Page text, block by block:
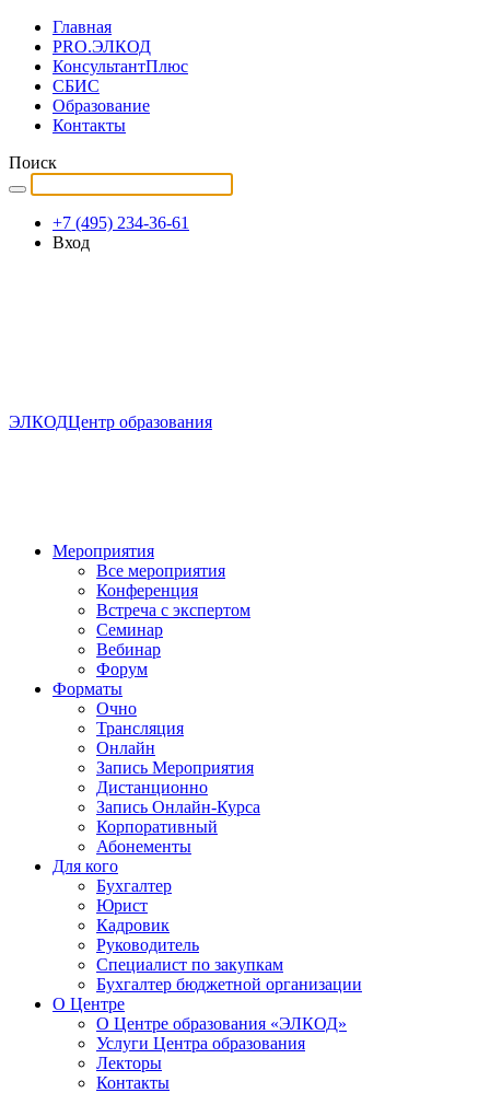
Главная
PRO.ЭЛКОД
КонсультантПлюс
СБИС
Образование
Контакты
Поиск
+7 (495) 234-36-61
Вход
ЭЛКОДЦентр образования
Мероприятия
Все мероприятия
Конференция
Встреча с экспертом
Семинар
Вебинар
Форум
Форматы
Очно
Трансляция
Онлайн
Запись Мероприятия
Дистанционно
Запись Онлайн-Курса
Корпоративный
Абонементы
Для кого
Бухгалтер
Юрист
Кадровик
Руководитель
Специалист по закупкам
Бухгалтер бюджетной организации
О Центре
О Центре образования «ЭЛКОД»
Услуги Центра образования
Лекторы
Контакты